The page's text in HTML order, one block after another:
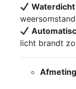
licht brandt